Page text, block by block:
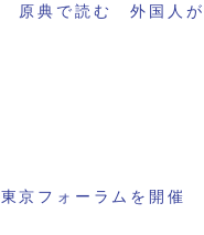
原典で読む 外国人
京フォーラムを開催